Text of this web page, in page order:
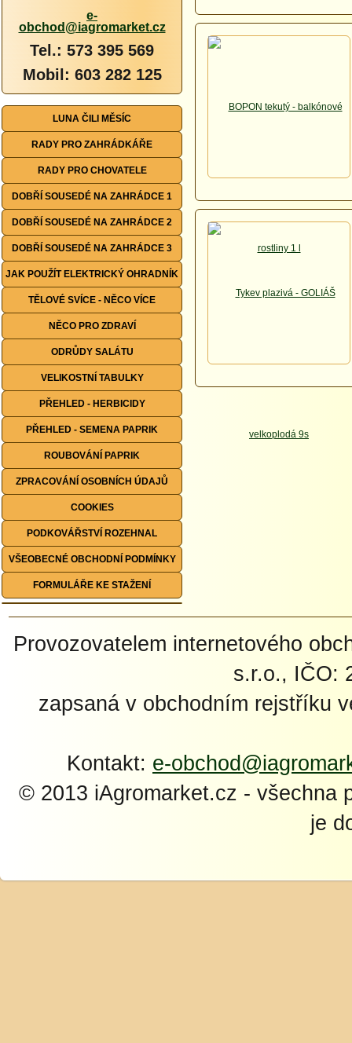
e-
obchod@iagromarket.cz
Tel.: 573 395 569
Mobil: 603 282 125
LUNA ČILI MĚSÍC
RADY PRO ZAHRÁDKÁŘE
RADY PRO CHOVATELE
DOBŘÍ SOUSEDÉ NA ZAHRÁDCE 1
DOBŘÍ SOUSEDÉ NA ZAHRÁDCE 2
DOBŘÍ SOUSEDÉ NA ZAHRÁDCE 3
JAK POUŽÍT ELEKTRICKÝ OHRADNÍK
TĚLOVÉ SVÍCE - NĚCO VÍCE
NĚCO PRO ZDRAVÍ
ODRŮDY SALÁTU
VELIKOSTNÍ TABULKY
PŘEHLED - HERBICIDY
PŘEHLED - SEMENA PAPRIK
ROUBOVÁNÍ PAPRIK
ZPRACOVÁNÍ OSOBNÍCH ÚDAJŮ
COOKIES
PODKOVÁŘSTVÍ ROZEHNAL
VŠEOBECNÉ OBCHODNÍ PODMÍNKY
FORMULÁŘE KE STAŽENÍ
Provozovatelem internetového
s.r.o., IČO:
zapsaná v obchodním rejstříku
Kontakt: e-
© 2013 iAgromarket.cz - všechna
je